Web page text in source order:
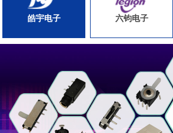
皓宇电子 六钧电子